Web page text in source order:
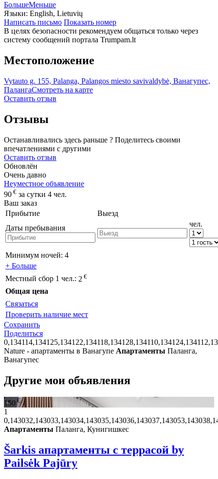
БольшеМеньше
Языки: English, Lietuvių
Написать письмо Показать номер
В целях безопасности рекомендуем общаться только через
систему сообщений портала Trumpam.lt
Местоположение
Vytauto g. 155, Palanga, Palangos miesto savivaldybė, Ванагупес,
ПалангаСмотреть на карте
Оставить отзыв
Отзывы
Останавливались здесь раньше ? Поделитесь своими
впечатлениями с другими
Оставить отзыв
Обновлён
Очень давно
Неуместное объявление
90 € за сутки 4 чел.
Ваш заказ
Прибытие
Выезд
Даты пребывания
чел.
Минимум ночей: 4
+ Больше
Местный сбор 1 чел.: 2 €
Общая цена
Связаться
Проверить наличие мест
Сохранить
Поделиться
Nature - апартаменты в Ванагупе Апартаменты Паланга,
Ванагупес
Другие мои объявления
150 €
1
Апартаменты Паланга, Кунигишкес
Šarkis апартаменты с террасой by
Pailsėk Pajūry